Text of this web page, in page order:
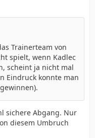
Trainerteam von
spielt, wenn Kadlec
scheint ja nicht mal
Eindruck konnte man
sichere Abgang. Nur
diesem Umbruch